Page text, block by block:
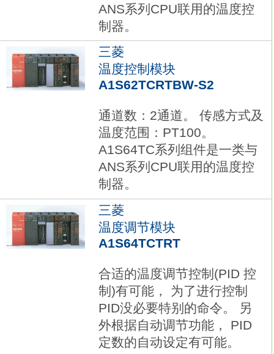
ANS系列CPU联用的温度控
制器。
三菱
温度控制模块
A1S62TCRTBW-S2
通道数：2通道。 传感方式及
温度范围：PT100。
A1S64TC系列组件是一类与
ANS系列CPU联用的温度控
制器。
三菱
温度调节模块
A1S64TCTRT
合适的温度调节控制(PID 控
制)有可能， 为了进行控制
PID没必要特别的命令。 另
外根据自动调节功能， PID
定数的自动设定有可能。